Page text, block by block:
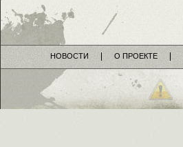
НОВОСТИ О ПРОЕКТЕ